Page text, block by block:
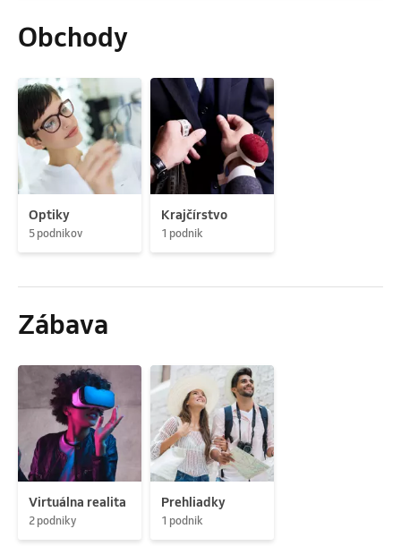
Obchody
Optiky
5 podnikov
Krajčírstvo
1 podnik
Zábava
Virtuálna realita
2 podniky
Prehliadky
1 podnik